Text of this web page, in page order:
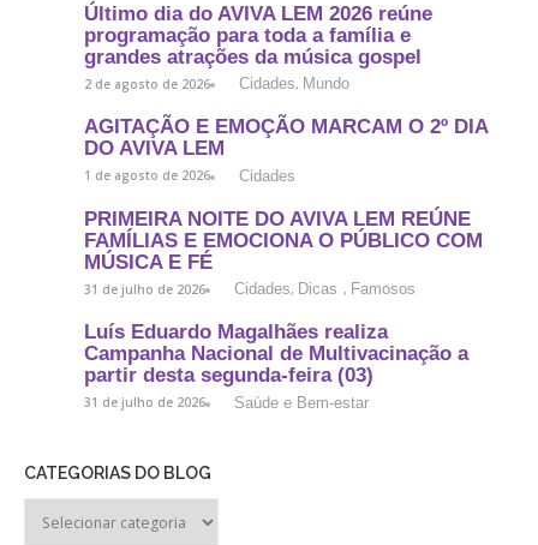
Último dia do AVIVA LEM 2026 reúne
programação para toda a família e
grandes atrações da música gospel
2 de agosto de 2026 Cidades, Mundo
AGITAÇÃO E EMOÇÃO MARCAM O 2º DIA
DO AVIVA LEM
1 de agosto de 2026 Cidades
PRIMEIRA NOITE DO AVIVA LEM REÚNE
FAMÍLIAS E EMOCIONA O PÚBLICO COM
MÚSICA E FÉ
31 de julho de 2026 Cidades, Dicas , Famosos
Luís Eduardo Magalhães realiza
Campanha Nacional de Multivacinação a
partir desta segunda-feira (03)
31 de julho de 2026 Saúde e Bem-estar
CATEGORIAS DO BLOG